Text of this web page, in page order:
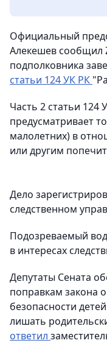
Официальный
Алекешев сообщил
подполковника
статьи 124 УК РК
Часть 2 статьи 124
предусматривает
малолетних) в
или другим
Дело
следственном
Подозреваемый
в интересах
Депутаты Сената
поправкам закона
безопасности
лишать
ответил